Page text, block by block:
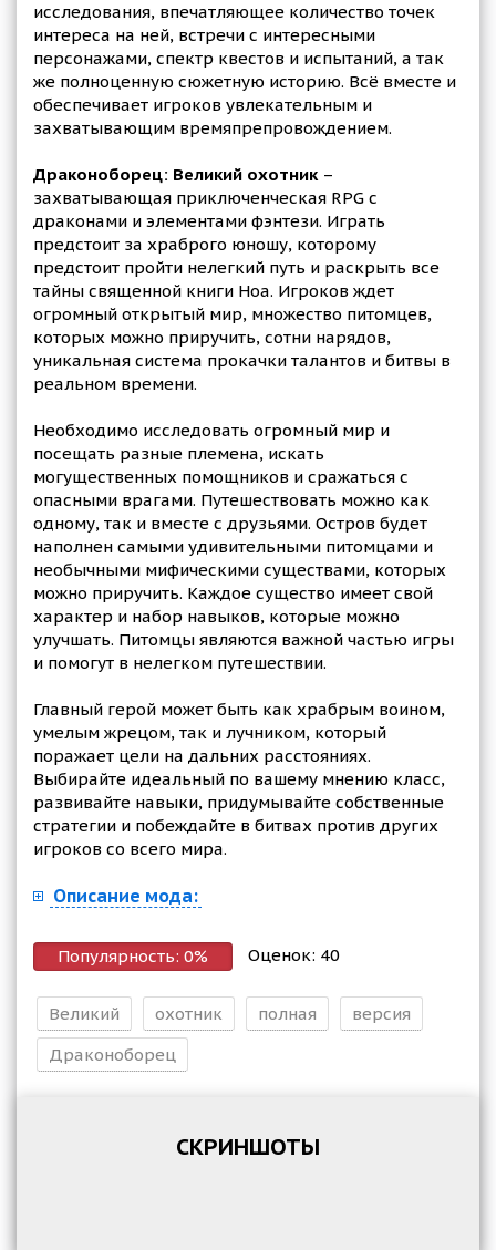
исследования, впечатляющее количество точек
интереса на ней, встречи с интересными
персонажами, спектр квестов и испытаний, а так
же полноценную сюжетную историю. Всё вместе и
обеспечивает игроков увлекательным и
захватывающим времяпрепровождением.
Драконоборец: Великий охотник–
захватывающая приключенческая RPG с
драконами и элементами фэнтези. Играть
предстоит за храброго юношу, которому
предстоит пройти нелегкий путь и раскрыть все
тайны священной книги Ноа. Игроков ждет
огромный открытый мир, множество питомцев,
которых можно приручить, сотни нарядов,
уникальная система прокачки талантов и битвы в
реальном времени.
Необходимо исследовать огромный мир и
посещать разные племена, искать
могущественных помощников и сражаться с
опасными врагами. Путешествовать можно как
одному, так и вместе с друзьями. Остров будет
наполнен самыми удивительными питомцами и
необычными мифическими существами, которых
можно приручить. Каждое существо имеет свой
характер и набор навыков, которые можно
улучшать. Питомцы являются важной частью игры
и помогут в нелегком путешествии.
Главный герой может быть как храбрым воином,
умелым жрецом, так и лучником, который
поражает цели на дальних расстояниях.
Выбирайте идеальный по вашему мнению класс,
развивайте навыки, придумывайте собственные
стратегии и побеждайте в битвах против других
игроков со всего мира.
Описание мода:
Популярность: 0% Оценок: 40
Великий охотник полная
версия
Драконоборец
СКРИНШОТЫ